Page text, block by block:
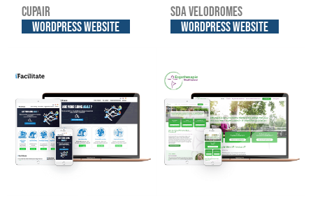
Cupair
WordPress website
SDA Velodromes
WordPress website